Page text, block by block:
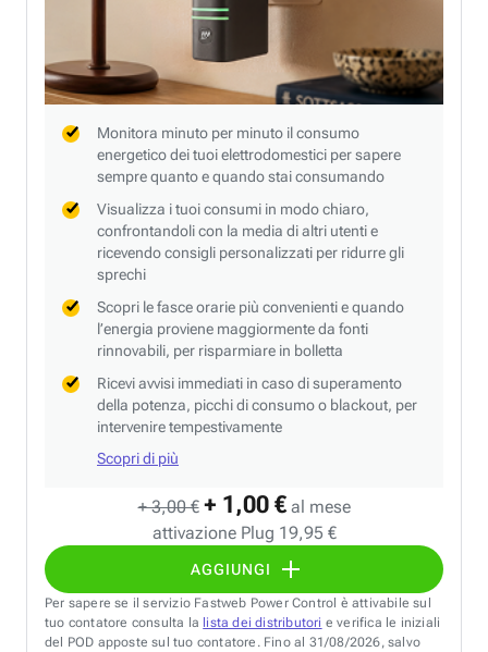
+ 3,00 € + 1,00 € al mese
attivazione Plug 19,95 €
AGGIUNGI
Monitora minuto per minuto il consumo
energetico dei tuoi elettrodomestici per sapere
sempre quanto e quando stai consumando
Visualizza i tuoi consumi in modo chiaro,
confrontandoli con la media di altri utenti e
ricevendo consigli personalizzati per ridurre gli
sprechi
Scopri le fasce orarie più convenienti e quando
l’energia proviene maggiormente da fonti
rinnovabili, per risparmiare in bolletta
Ricevi avvisi immediati in caso di superamento
della potenza, picchi di consumo o blackout, per
intervenire tempestivamente
Scopri di più
Per sapere se il servizio Fastweb Power Control è attivabile sul
tuo contatore consulta la lista dei distributori e verifica le iniziali
del POD apposte sul tuo contatore. Fino al 31/08/2026, salvo